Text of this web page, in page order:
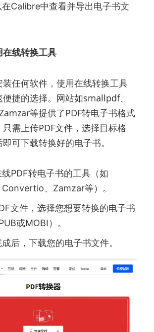
在Calibre中查看并导出电子书文
线转换工具
任何软件，使用在线转换工具
捷的选择。网站如smallpdf、
等提供了PDF转电子书格式
需上传PDF文件，选择目标格
可下载转换好的电子书。
PDF转电子书的工具（如
、Zamzar等）。
文件，选择您想要转换的电子书
或MOBI）。
后，下载您的电子书文件。